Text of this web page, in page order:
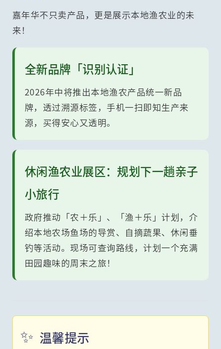
嘉年华不只卖产品，更是展示本地渔农业的未
来！
全新品牌「识别认证」
2026年中将推出本地渔农产品统一新品
牌，透过溯源标签，手机一扫即知生产来
源，买得安心又透明。
休闲渔农业展区：规划下一趟亲子
小旅行
政府推动「农＋乐」、「渔＋乐」计划，介
绍本地农场鱼场的导赏、自摘蔬果、休闲垂
钓等活动。现场可查询路线，计划一个充满
田园趣味的周末之旅！
✨ 温馨提示